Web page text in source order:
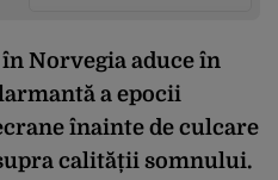
Norvegia aduce în
a epocii
înainte de culcare
calității somnului.